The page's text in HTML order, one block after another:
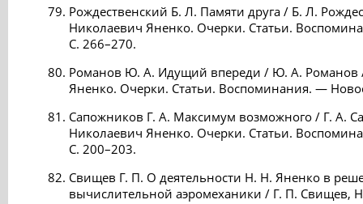
Рождественский Б. Л. Памяти друга / Б. Л.
Николаевич Яненко. Очерки. Статьи.
С. 266–270.
Романов Ю. А. Идущий впереди / Ю. А. Романов
Яненко. Очерки. Статьи. Воспоминания. —
Сапожников Г. А. Максимум возможного / Г. А.
Николаевич Яненко. Очерки. Статьи.
С. 200–203.
Свищев Г. П. О деятельности Н. Н. Яненко в
вычислительной аэромеханики / Г. П. Свищев,